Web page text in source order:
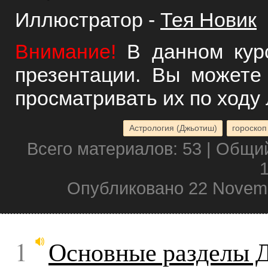
Иллюстратор - Тея Новик
Внимание! В данном
презентации. Вы
просматривать их по ходу
Астрология (Джьотиш) гороскоп
Всего материалов: 53 |
Опубликовано 22
1 Основные разделы